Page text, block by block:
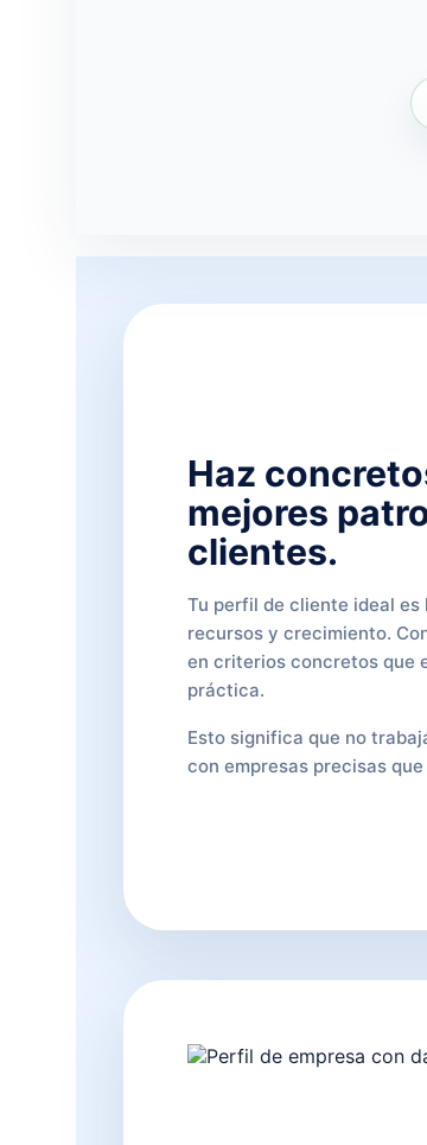
Haz
mejores
clientes.
Tu perfil de cliente ideal
recursos y crecimiento.
en criterios concretos que
práctica.
Esto significa que no
con empresas precisas